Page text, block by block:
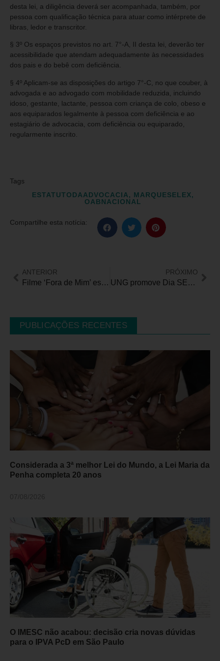
desta lei, a diligência deverá ser acompanhada, também, por
pessoa com qualificação técnica para atuar como intérprete de
libras, ledor e transcritor.
§ 3º Os espaços previstos no art. 7°-A, II desta lei, deverão ter
acessibilidade que atendam adequadamente às necessidades
dos pais e do bebê com deficiência.
§ 4º Aplicam-se as disposições do artigo 7°-C, no que couber, à
advogada e ao advogado com mobilidade reduzida, incluindo
idoso, gestante, lactante, pessoa com criança de colo, obeso e
aos equiparados legalmente à pessoa com deficiência e ao
estagiário de advocacia, com deficiência ou equiparado,
regularmente inscrito.
Tags
ESTATUTODAADVOCACIA, MARQUESELEX,
OABNACIONAL
Compartilhe esta notícia:
ANTERIOR
Filme ‘Fora de Mim’ está disponível no Disney+ com uma perspectiva realista e sensível sobre a paralisia cerebral
PRÓXIMO
UNG promove Dia SER para cuidadores de pessoas com TEA
PUBLICAÇÕES RECENTES
Considerada a 3ª melhor Lei do Mundo, a Lei Maria da
Penha completa 20 anos
O IMESC não acabou: decisão cria novas dúvidas
para o IPVA PcD em São Paulo